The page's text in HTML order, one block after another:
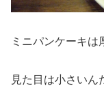
ミニパンケーキは
見た目は小さいん